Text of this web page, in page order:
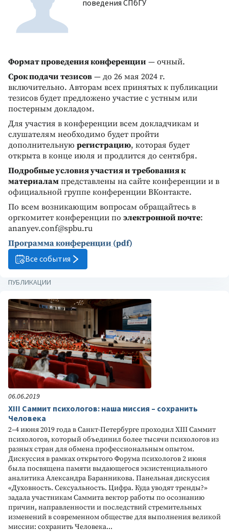
поведения СПбГУ
Формат проведения конференции — очный.
Срок подачи тезисов — до 26 мая 2024 г.
включительно. Авторам всех принятых к публикации
тезисов будет предложено участие с устным или
постерным докладом.
Для участия в конференции всем докладчикам и
слушателям необходимо будет пройти
дополнительную регистрацию, которая будет
открыта в конце июля и продлится до сентября.
Подробные условия участия и требования к
материалам представлены на сайте конференции и в
официальной группе конференции ВКонтакте.
По всем возникающим вопросам обращайтесь в
оргкомитет конференции по электронной почте:
ananyev.conf@spbu.ru
Программа конференции (pdf)
Все события
ПУБЛИКАЦИИ
06.06.2019
XIII Саммит психологов: наша миссия – сохранить
Человека
2–4 июня 2019 года в Санкт-Петербурге проходил XIII Саммит
психологов, который объединил более тысячи психологов из
разных стран для обмена профессиональным опытом.
Дискуссия в рамках открытого Форума психологов 2 июня
была посвящена памяти выдающегося экзистенциального
аналитика Александра Баранникова. Панельная дискуссия
«Духовность. Сексуальность. Цифра. Куда уводят тренды?»
задала участникам Саммита вектор работы по осознанию
причин, направленности и последствий стремительных
изменений в современном обществе для выполнения великой
миссии: сохранить Человека...